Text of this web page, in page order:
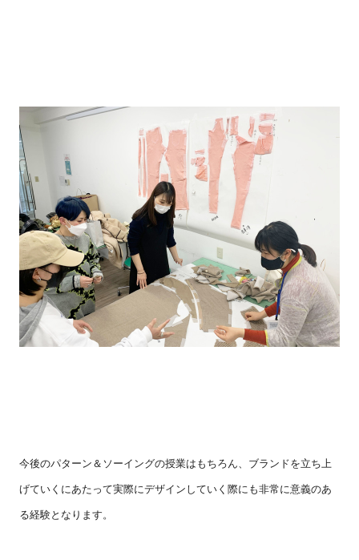
今後のパターン＆ソーイングの授業はもちろん、ブランドを立ち上
げていくにあたって実際にデザインしていく際にも非常に意義のあ
る経験となります。